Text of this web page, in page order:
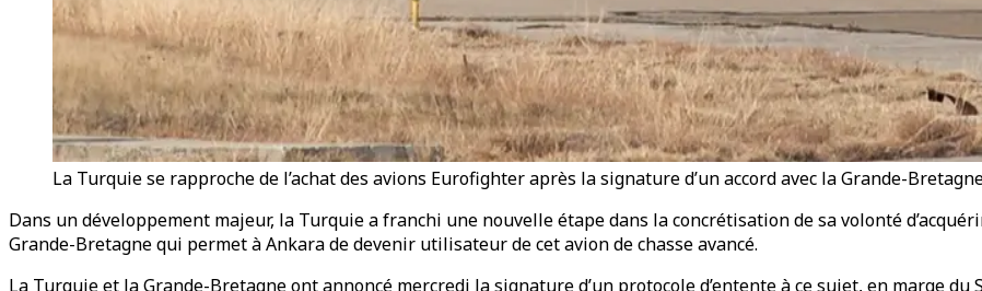
La Turquie se rapproche de l’achat des avions Eurofighter après la signature d’un accord avec la Grande-
Dans un développement majeur, la Turquie a franchi une nouvelle étape dans la concrétisation de sa volonté
Grande-Bretagne qui permet à Ankara de devenir utilisateur de cet avion de chasse avancé.
La Turquie et la Grande-Bretagne ont annoncé mercredi la signature d’un protocole d’entente à ce sujet, en marge